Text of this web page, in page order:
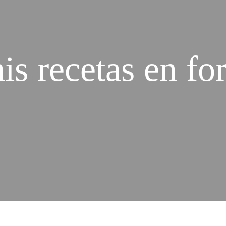
recetas en